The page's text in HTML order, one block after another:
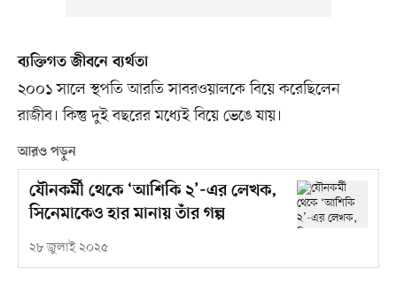
ব্যক্তিগত জীবনে ব্যর্থতা
২০০১ সালে স্থপতি আরতি সাবরওয়ালকে বিয়ে করেছিলেন
রাজীব। কিন্তু দুই বছরের মধ্যেই বিয়ে ভেঙে যায়।
আরও পড়ুন
যৌনকর্মী থেকে ‘আশিকি ২’-এর লেখক,
সিনেমাকেও হার মানায় তাঁর গল্প
২৮ জুলাই ২০২৫